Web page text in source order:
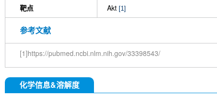
靶点 Akt [1]
参考文献
[1]https://pubmed.ncbi.nlm.nih.gov/33398543/
化学信息&溶解度